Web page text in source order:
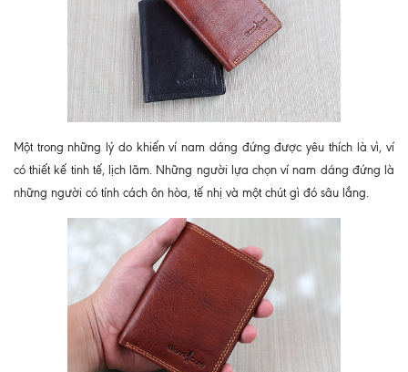
Một trong những lý do khiến ví nam dáng đứng được yêu thích là vì, ví
có thiết kế tinh tế, lịch lãm. Những người lựa chọn ví nam dáng đứng là
những người có tính cách ôn hòa, tế nhị và một chút gì đó sâu lắng.